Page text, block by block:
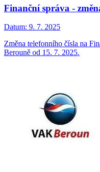
Finanční správa -
Datum: 9. 7. 2025
Změna telefonního čísla na
Berouně od 15. 7. 2025.